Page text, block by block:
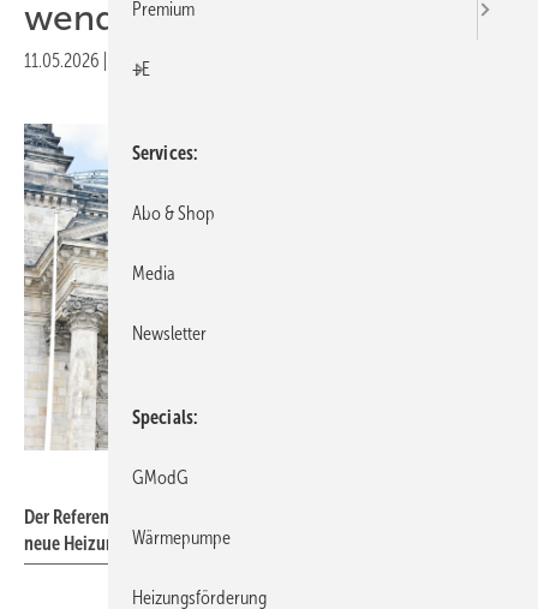
wen­de
11.05.2026 Druckvorschau
Der Referentenentwurf des GModG senke die Anforderungen an
neue Heizungen ab.
Premium
+E
Services
Abo & Shop
Media
Newsletter
Specials
GModG
Wärmepumpe
Heizungsförderung